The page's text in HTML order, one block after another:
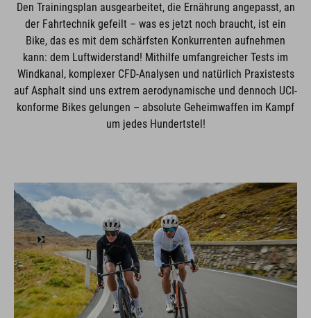
Den Trainingsplan ausgearbeitet, die Ernährung angepasst, an
der Fahrtechnik gefeilt – was es jetzt noch braucht, ist ein
Bike, das es mit dem schärfsten Konkurrenten aufnehmen
kann: dem Luftwiderstand! Mithilfe umfangreicher Tests im
Windkanal, komplexer CFD-Analysen und natürlich Praxistests
auf Asphalt sind uns extrem aerodynamische und dennoch UCI-
konforme Bikes gelungen – absolute Geheimwaffen im Kampf
um jedes Hundertstel!